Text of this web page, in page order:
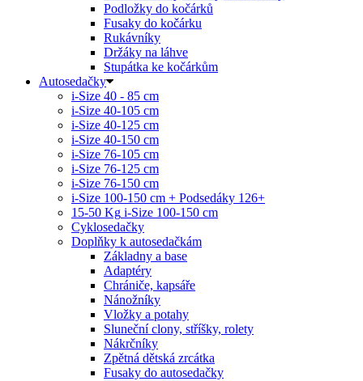
Podložky do kočárků
Fusaky do kočárku
Rukávníky
Držáky na láhve
Stupátka ke kočárkům
Autosedačky
i-Size 40 - 85 cm
i-Size 40-105 cm
i-Size 40-125 cm
i-Size 40-150 cm
i-Size 76-105 cm
i-Size 76-125 cm
i-Size 76-150 cm
i-Size 100-150 cm + Podsedáky 126+
15-50 Kg i-Size 100-150 cm
Cyklosedačky
Doplňky k autosedačkám
Základny a base
Adaptéry
Chrániče, kapsáře
Nánožníky
Vložky a potahy
Sluneční clony, stříšky, rolety
Nákrčníky
Zpětná dětská zrcátka
Fusaky do autosedačky